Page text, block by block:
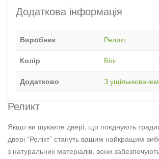
Додаткова інформація
Виробник Реликт
Колір Білі
Додатково З ущільнювачем
Реликт
Якщо ви шукаєте двері, що поєднують
двері “Релікт” стануть вашим найкращим
з натуральних матеріалів, вони забезпечують